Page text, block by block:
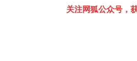
关注网狐公众号，